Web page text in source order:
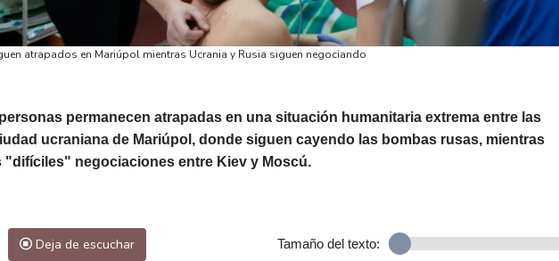
atrapados en Mariúpol mientras Ucrania y Rusia siguen negociando
permanecen atrapadas en una situación humanitaria extrema entre las
ucraniana de Mariúpol, donde siguen cayendo las bombas rusas, mientras
"difíciles" negociaciones entre Kiev y Moscú.
Deja de escuchar Tamaño del texto: